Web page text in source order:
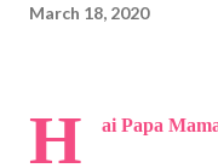
March 18, 2020
H ai Papa